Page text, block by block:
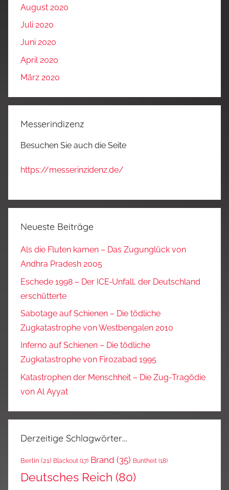
August 2020
Juli 2020
Juni 2020
April 2020
März 2020
Messerindizenz
Besuchen Sie auch die Seite
https://messerinzidenz.de/
Neueste Beiträge
Als die Fluten kamen – Das Zugunglück von
Andhra Pradesh 2005
Eschede 1998 – Der ICE‑Unfall, der Deutschland
erschütterte
Sabotage auf Schienen – Die tödliche
Zugkatastrophe von Westbengalen 2010
Inferno auf Schienen – Die tödliche
Zugkatastrophe von Firozabad 1995
Katastrophen der Menschheit – Die Zug-Tragödie
von Al Ayyat
Derzeitige Schlagwörter…
Berlin (21) Blackout (17) Brand (35) Buntheit (18)
Deutsches Reich (80)